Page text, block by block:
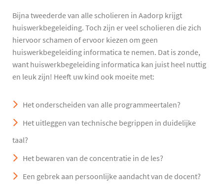
Bijna tweederde van alle scholieren in Aadorp krijgt
huiswerkbegeleiding. Toch zijn er veel scholieren die zich
hiervoor schamen of ervoor kiezen om geen
huiswerkbegeleiding informatica te nemen. Dat is zonde,
want huiswerkbegeleiding informatica kan juist heel nuttig
en leuk zijn! Heeft uw kind ook moeite met:
Het onderscheiden van alle programmeertalen?
Het uitleggen van technische begrippen in duidelijke
taal?
Het bewaren van de concentratie in de les?
Een gebrek aan persoonlijke aandacht van de docent?